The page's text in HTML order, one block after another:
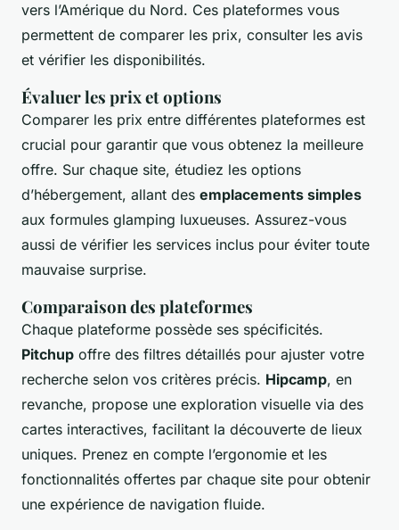
vers l’Amérique du Nord. Ces plateformes vous
permettent de comparer les prix, consulter les avis
et vérifier les disponibilités.
Évaluer les prix et options
Comparer les prix entre différentes plateformes est
crucial pour garantir que vous obtenez la meilleure
offre. Sur chaque site, étudiez les options
d’hébergement, allant des emplacements simples
aux formules glamping luxueuses. Assurez-vous
aussi de vérifier les services inclus pour éviter toute
mauvaise surprise.
Comparaison des plateformes
Chaque plateforme possède ses spécificités.
Pitchup offre des filtres détaillés pour ajuster votre
recherche selon vos critères précis. Hipcamp, en
revanche, propose une exploration visuelle via des
cartes interactives, facilitant la découverte de lieux
uniques. Prenez en compte l’ergonomie et les
fonctionnalités offertes par chaque site pour obtenir
une expérience de navigation fluide.